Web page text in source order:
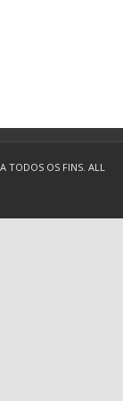
TODOS OS FINS. ALL